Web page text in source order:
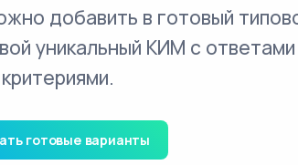
добавить в готовый
уникальный КИМ с ответами
критериями.
готовые варианты